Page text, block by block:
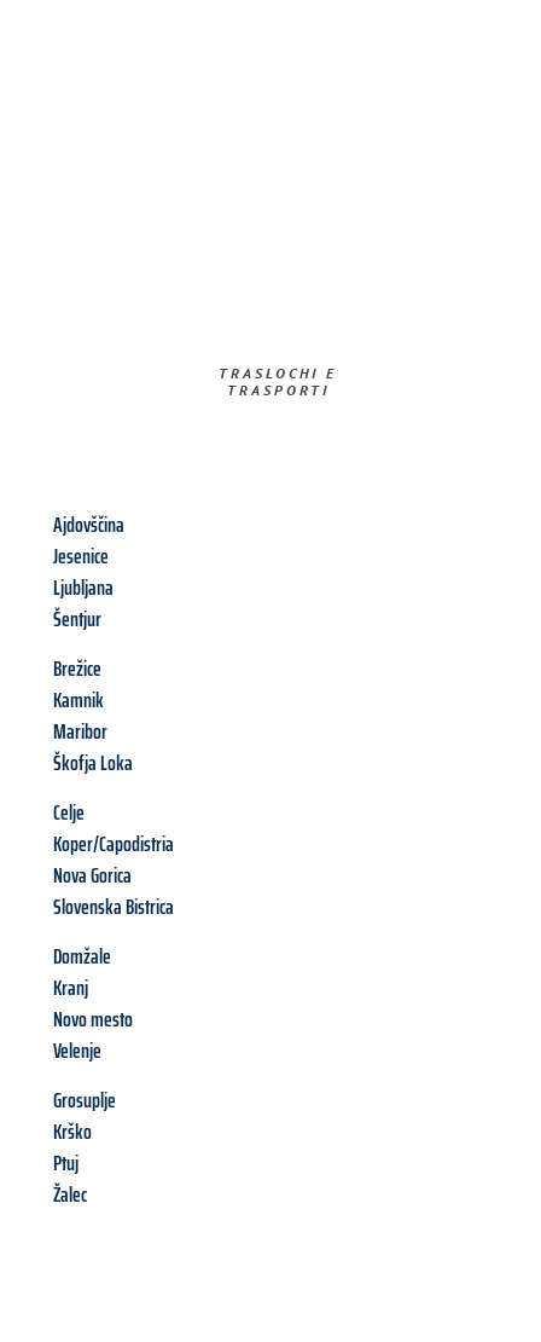
TRASLOCHI E
TRASPORTI​
Ajdovščina
Jesenice
Ljubljana
Šentjur
Brežice
Kamnik
Maribor
Škofja Loka
Celje
Koper/Capodistria
Nova Gorica
Slovenska Bistrica
Domžale
Kranj
Novo mesto
Velenje
Grosuplje
Krško
Ptuj
Žalec